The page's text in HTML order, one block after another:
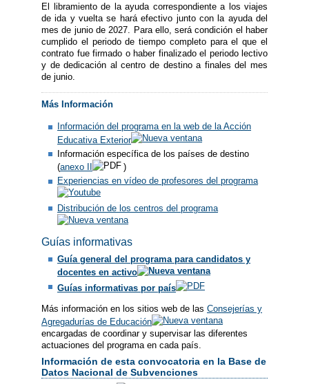
El libramiento de la ayuda correspondiente a los viajes
de ida y vuelta se hará efectivo junto con la ayuda del
mes de junio de 2027. Para ello, será condición el haber
cumplido el periodo de tiempo completo para el que el
contrato fue firmado o haber finalizado el periodo lectivo
y de dedicación al centro de destino a finales del mes
de junio.
Más Información
Información del programa en la web de la Acción
Educativa Exterior
Información específica de los países de destino
(anexo II
)
Experiencias en vídeo de profesores del programa
Distribución de los centros del programa
Guías informativas
Guía general del programa para candidatos y
docentes en activo
Guías informativas por país
Más información en los sitios web de las Consejerías y
Agregadurías de Educación
encargadas de coordinar y supervisar las diferentes
actuaciones del programa en cada país.
Información de esta convocatoria en la Base de
Datos Nacional de Subvenciones